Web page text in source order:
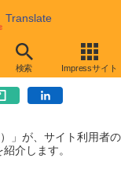
Translate
検索 Impressサイト
」が、サイト利用者の
介します。